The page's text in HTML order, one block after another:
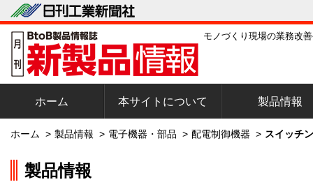
モノづくり現場の業務改
ホーム 本サイトについて 製品情報
ホーム > 製品情報 > 電子機器・部品 > 配電制御機器 > スイッチ
製品情報